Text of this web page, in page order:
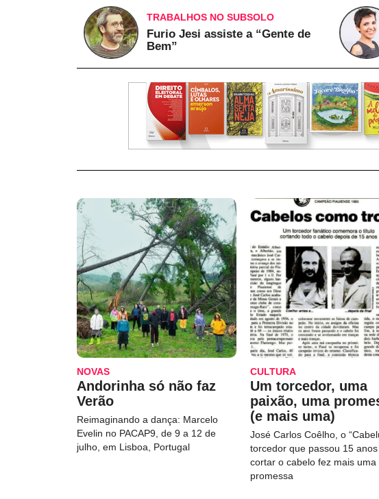
TRABALHOS NO SUBSOLO
Furio Jesi assiste a “Gente de
Bem”
NOVAS
Andorinha só não faz
Verão
Reimaginando a dança: Marcelo
Evelin no PACAP9, de 9 a 12 de
julho, em Lisboa, Portugal
CULTURA
Um torcedor, uma
paixão, uma
(e mais uma)
José Carlos Coêlho, o
torcedor que passou 15
cortar o cabelo fez mais uma
promessa